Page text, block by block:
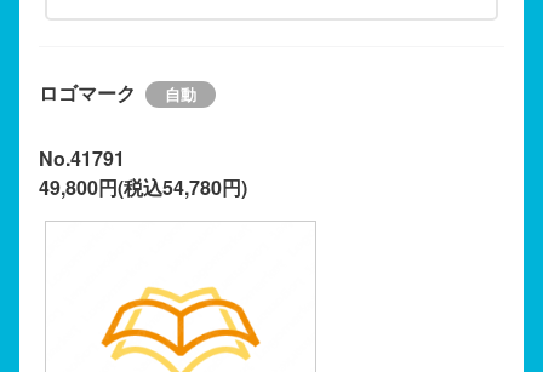
ロゴマーク
No.41791
49,800円(税込54,780円)